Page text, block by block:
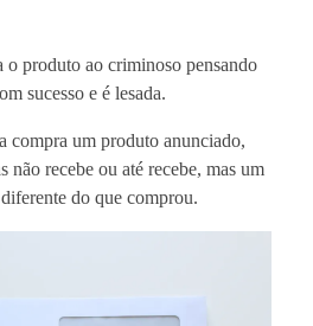
produto ao criminoso pensando
sucesso e é lesada.
compra um produto anunciado,
não recebe ou até recebe, mas um
do que comprou.